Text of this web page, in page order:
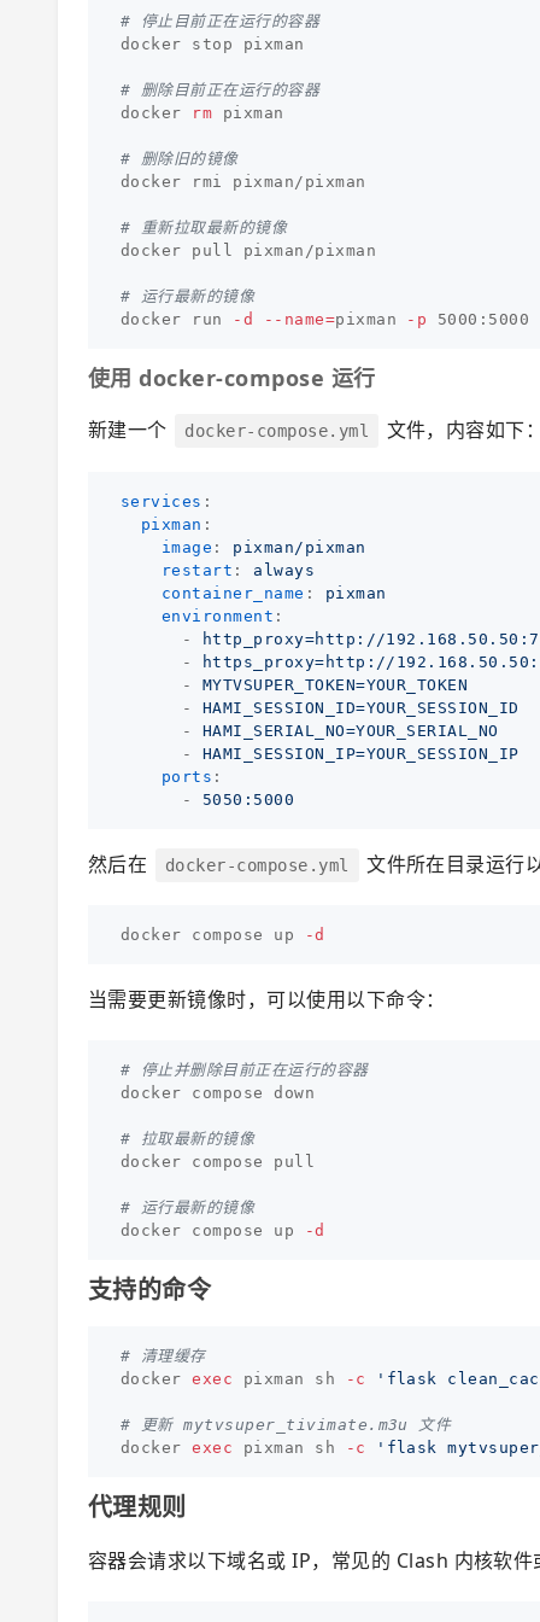
# 停止目前正在运行的容器
docker stop pixman
# 删除目前正在运行的容器
docker
rm pixman
# 删除旧的镜像
docker rmi pixman/pixman
# 重新拉取最新的镜像
docker pull pixman/pixman
# 运行最新的镜像
docker run
-d --name=pixman -p 5000:5000
使用 docker-compose 运行
新建一个 docker-compose.yml 文件，内容如下：
services :
pixman :
image :
pixman/pixman
restart :
always
container_name :
pixman
environment :
-
http_proxy=http://
-
https_proxy=http://
-
MYTVSUPER_TOKEN=YOUR_TOKEN
-
HAMI_SESSION_ID=YOUR_SESSION_ID
-
HAMI_SERIAL_NO=YOUR_SERIAL_NO
-
HAMI_SESSION_IP=YOUR_SESSION_IP
ports :
-
5050:5000
然后在 docker-compose.yml 文件所在目录运行
docker compose up -d
当需要更新镜像时，可以使用以下命令：
# 停止并删除目前正在运行的容器
docker compose down
# 拉取最新的镜像
docker compose pull
# 运行最新的镜像
docker compose up
-d
支持的命令
# 清理缓存
docker exec pixman sh -c 'flask
# 更新 mytvsuper_tivimate.m3u 文件
docker exec pixman sh -c 'flask
代理规则
容器会请求以下域名或 IP，常见的 Clash 内核软件